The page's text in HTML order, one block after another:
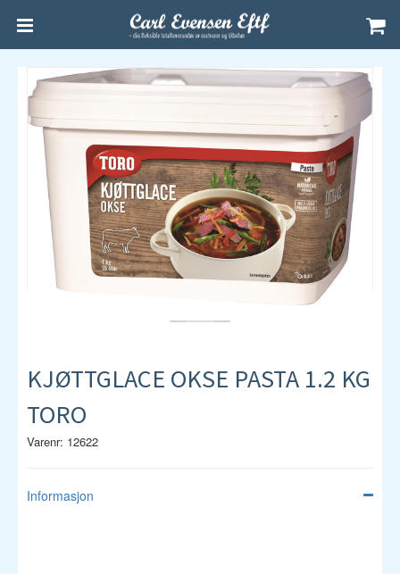
KJØTTGLACE OKSE PASTA 1.2 KG
TORO
Varenr: 12622
Informasjon